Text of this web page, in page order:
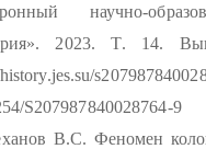
научно-
2023. T. 14.
history.jes.su/
S207987840028764-9
В.С. Феномен